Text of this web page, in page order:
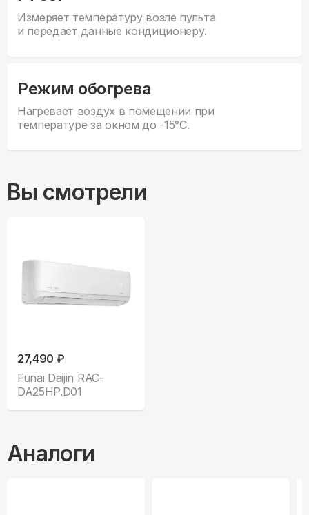
Измеряет температуру возле пульта
и передает данные кондиционеру.
Режим обогрева
Нагревает воздух в помещении при
температуре за окном до -15°С.
Вы смотрели
27,490 ₽
Funai Daijin RAC-
DA25HP.D01
Аналоги